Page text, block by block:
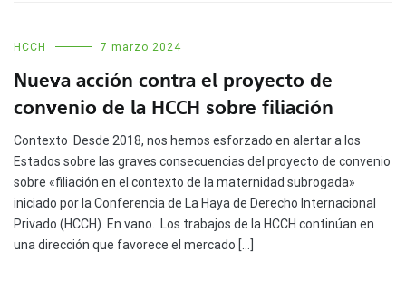
HCCH 7 marzo 2024
Nueva acción contra el proyecto de
convenio de la HCCH sobre filiación
Contexto Desde 2018, nos hemos esforzado en alertar a los
Estados sobre las graves consecuencias del proyecto de convenio
sobre «filiación en el contexto de la maternidad subrogada»
iniciado por la Conferencia de La Haya de Derecho Internacional
Privado (HCCH). En vano. Los trabajos de la HCCH continúan en
una dirección que favorece el mercado […]